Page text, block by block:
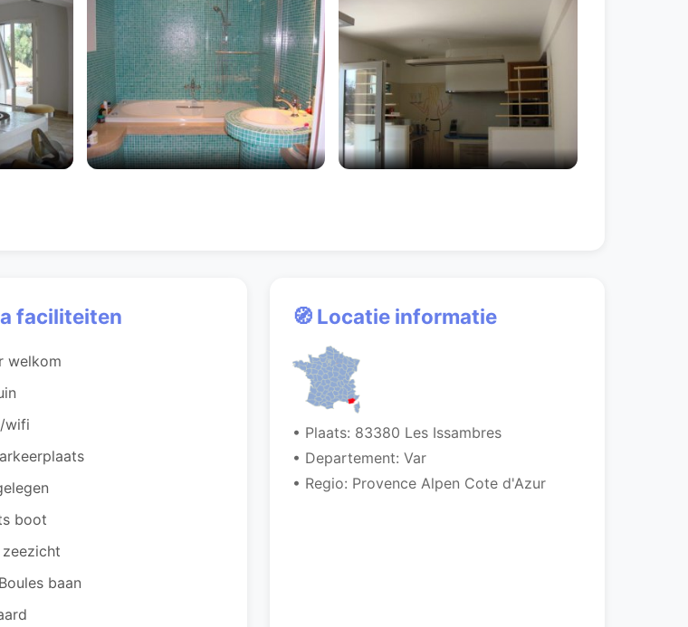
faciliteiten
welkom
wifi
boot
baan
🧭 Locatie informatie
• Plaats: 83380 Les Issambres
• Departement: Var
• Regio: Provence Alpen Cote d'Azur